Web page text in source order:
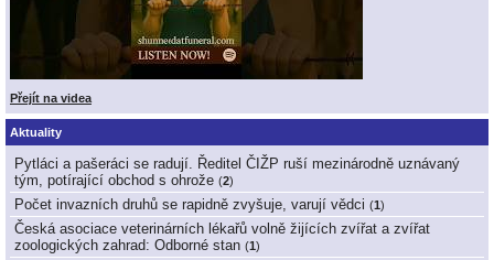
Přejít na videa
Aktuality
Pytláci a pašeráci se radují. Ředitel ČIŽP ruší mezinárodně uznávaný
tým, potírající obchod s ohrože (2)
Počet invazních druhů se rapidně zvyšuje, varují vědci (1)
Česká asociace veterinárních lékařů volně žijících zvířat a zvířat
zoologických zahrad: Odborné stan (1)